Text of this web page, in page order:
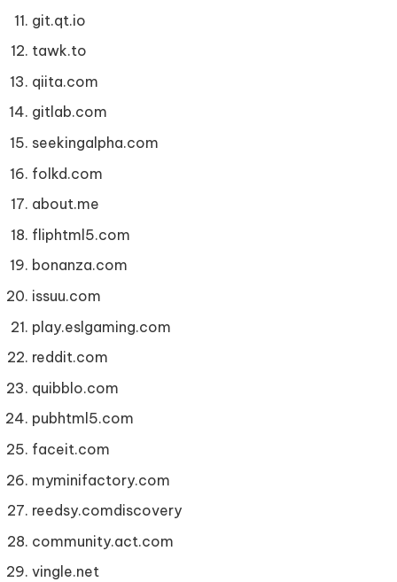
git.qt.io
tawk.to
qiita.com
gitlab.com
seekingalpha.com
folkd.com
about.me
fliphtml5.com
bonanza.com
issuu.com
play.eslgaming.com
reddit.com
quibblo.com
pubhtml5.com
faceit.com
myminifactory.com
reedsy.comdiscovery
community.act.com
vingle.net